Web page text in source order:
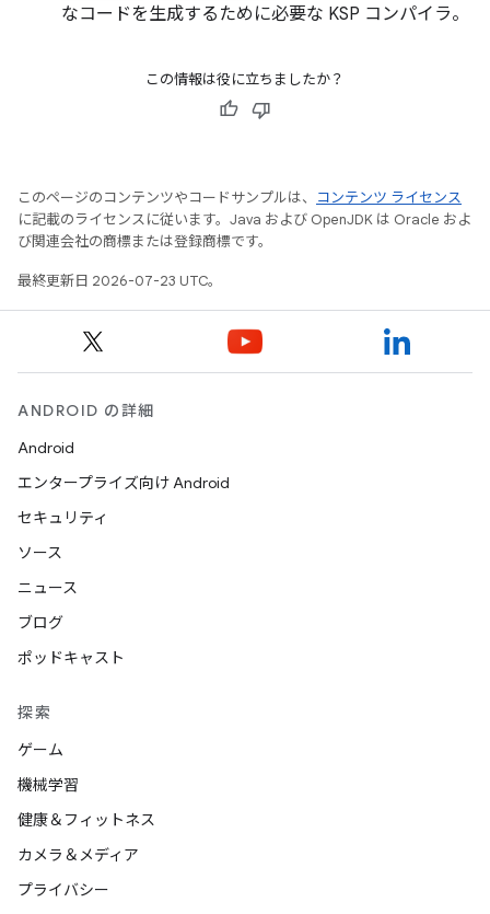
なコードを生成するために必要な KSP コンパイラ。
この情報は役に立ちましたか？
このページのコンテンツやコードサンプルは、
コンテンツ ライセンス
に記載のライセンスに従います。Java および OpenJDK は Oracle およ
び関連会社の商標または登録商標です。
最終更新日 2026-07-23 UTC。
ANDROID の詳細
Android
エンタープライズ向け Android
セキュリティ
ソース
ニュース
ブログ
ポッドキャスト
探索
ゲーム
機械学習
健康＆フィットネス
カメラ＆メディア
プライバシー